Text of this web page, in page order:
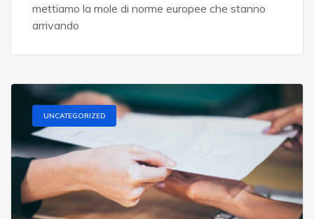
mettiamo la mole di norme europee che stanno
arrivando
UNCATEGORIZED